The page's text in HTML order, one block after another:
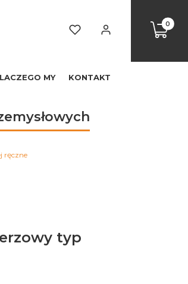
Ulubione Zaloguj się Koszyk
MY KONTAKT
ręczne
typ